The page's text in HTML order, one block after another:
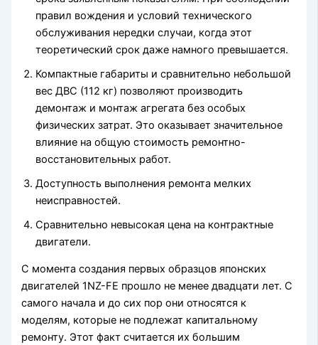
правил вождения и условий технического
обслуживания нередки случаи, когда этот
теоретический срок даже намного превышается.
Компактные габариты и сравнительно небольшой
вес ДВС (112 кг) позволяют производить
демонтаж и монтаж агрегата без особых
физических затрат. Это оказывает значительное
влияние на общую стоимость ремонтно-
восстановительных работ.
Доступность выполнения ремонта мелких
неисправностей.
Сравнительно невысокая цена на контрактные
двигатели.
С момента создания первых образцов японских
двигателей 1NZ-FE прошло не менее двадцати лет. С
самого начала и до сих пор они относятся к
моделям, которые не подлежат капитальному
ремонту. Этот факт считается их большим